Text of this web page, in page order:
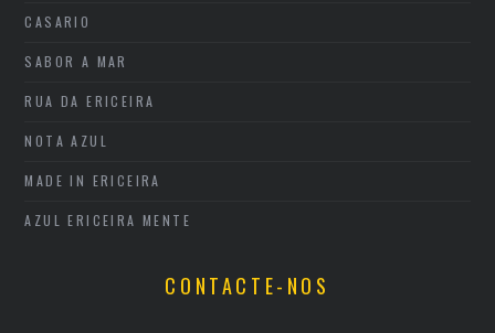
CASARIO
SABOR A MAR
RUA DA ERICEIRA
NOTA AZUL
MADE IN ERICEIRA
AZUL ERICEIRA MENTE
CONTACTE-NOS